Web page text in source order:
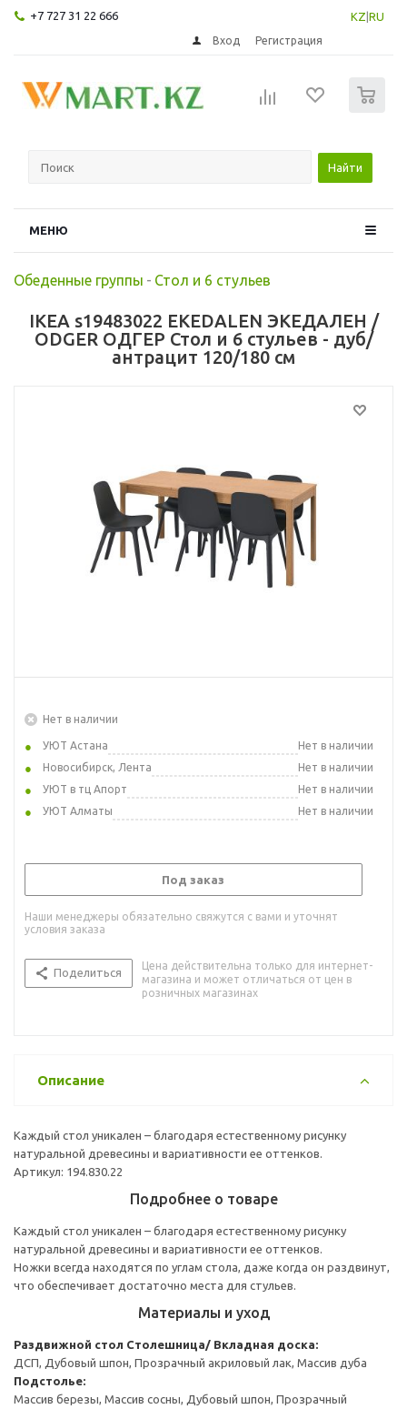
+7 727 31 22 666 KZ RU
Вход Регистрация
Найти
МЕНЮ
Обеденные группы - Стол и 6 стульев
IKEA s19483022 EKEDALEN ЭКЕДАЛЕН /
ODGER ОДГЕР Стол и 6 стульев - дуб/
антрацит 120/180 см
Нет в наличии
УЮТ Астана
Нет в наличии
Новосибирск, Лента
Нет в наличии
УЮТ в тц Апорт
Нет в наличии
УЮТ Алматы
Нет в наличии
Под заказ
Наши менеджеры обязательно свяжутся с вами и уточнят
условия заказа
Поделиться
Цена действительна только для интернет-
магазина и может отличаться от цен в
розничных магазинах
Описание
Каждый стол уникален – благодаря естественному рисунку
натуральной древесины и вариативности ее оттенков.
Артикул: 194.830.22
Подробнее о товаре
Каждый стол уникален – благодаря естественному рисунку
натуральной древесины и вариативности ее оттенков.
Ножки всегда находятся по углам стола, даже когда он раздвинут,
что обеспечивает достаточно места для стульев.
Материалы и уход
Раздвижной стол Столешница/ Вкладная доска:
ДСП, Дубовый шпон, Прозрачный акриловый лак, Массив дуба
Подстолье:
Массив березы, Массив сосны, Дубовый шпон, Прозрачный